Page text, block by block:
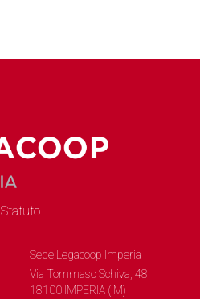
Statuto
Sede Legacoop Imperia
Via Tommaso Schiva, 48
18100 IMPERIA (IM)